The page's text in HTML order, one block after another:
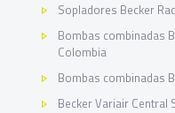
Sopladores Becker
Bombas combinadas
Colombia
Bombas combinadas
Becker Variair Central